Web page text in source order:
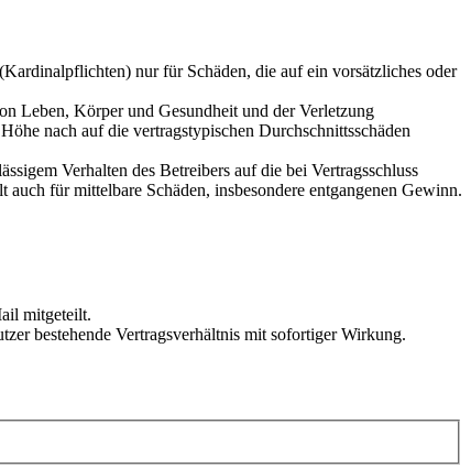
nur für Schäden, die auf ein vorsätzliches oder
Leben, Körper und Gesundheit und der Verletzung
nach auf die vertragstypischen Durchschnittsschäden
Verhalten des Betreibers auf die bei Vertragsschluss
für mittelbare Schäden, insbesondere entgangenen Gewinn.
mitgeteilt.
bestehende Vertragsverhältnis mit sofortiger Wirkung.